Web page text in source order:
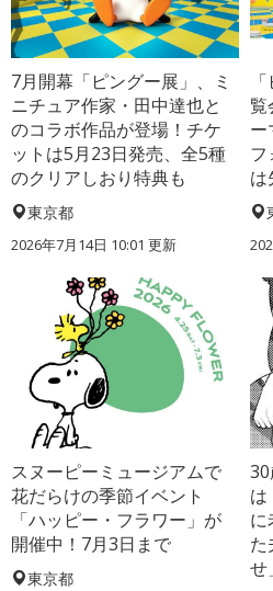
7月開幕「ピングー展」、ミ
ニチュア作家・田中達也と
のコラボ作品が登場！チケ
ットは5月23日発売、全5種
のクリアしおり特典も
東京都
2026年7月14日 10:01 更新
覧
ー
フ
は
スヌーピーミュージアムで
花だらけの季節イベント
「ハッピー・フラワー」が
開催中！7月3日まで
東京都
に
た
せ